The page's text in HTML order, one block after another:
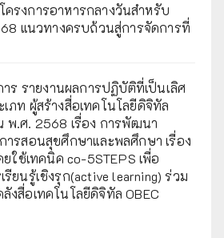
ครงการอาหารกลางวันสำหรับ
แนวทางครบถ้วนสู่การจัดการที่
าร รายงานผลการปฏิบัติที่เป็นเลิศ
ภท ผู้สร้างสื่อเทคโนโลยีดิจิทัล
พ.ศ. 2568 เรื่อง การพัฒนา
ารสอนสุขศึกษาและพลศึกษา เรื่อง
ใช้เทคนิค co-5STEPS เพื่อ
ยนรู้เชิงรุก(active learning) ร่วม
งสื่อเทคโนโลยีดิจิทัล OBEC